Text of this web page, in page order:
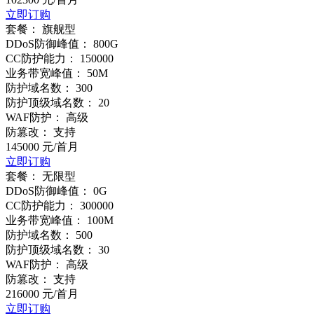
立即订购
套餐： 旗舰型
DDoS防御峰值： 800G
CC防护能力： 150000
业务带宽峰值： 50M
防护域名数： 300
防护顶级域名数： 20
WAF防护： 高级
防篡改： 支持
145000 元/首月
立即订购
套餐： 无限型
DDoS防御峰值： 0G
CC防护能力： 300000
业务带宽峰值： 100M
防护域名数： 500
防护顶级域名数： 30
WAF防护： 高级
防篡改： 支持
216000 元/首月
立即订购